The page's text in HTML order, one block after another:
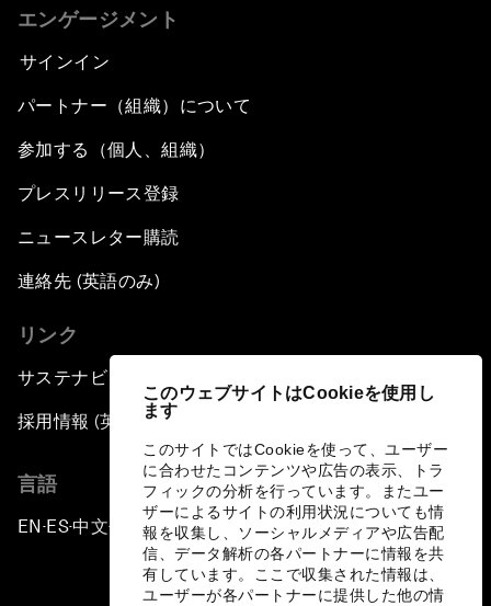
このウェブサイトはCookieを使用し
ます
このサイトではCookieを使って、ユーザー
に合わせたコンテンツや広告の表示、トラ
フィックの分析を行っています。またユー
ザーによるサイトの利用状況についても情
報を収集し、ソーシャルメディアや広告配
信、データ解析の各パートナーに情報を共
有しています。ここで収集された情報は、
ユーザーが各パートナーに提供した他の情
エンゲージメント
サインイン
パートナー（組織）について
参加する（個人、組織）
プレスリリース登録
ニュースレター購読
連絡先 (英語のみ)
リンク
サステナビリティへの取り組み
採用情報 (英語のみ)
言語
EN ▪ES▪中文▪ 日本語